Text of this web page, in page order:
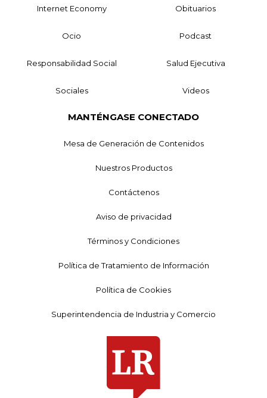
Internet Economy Obituarios
Ocio Podcast
Responsabilidad Social Salud Ejecutiva
Sociales Videos
MANTÉNGASE CONECTADO
Mesa de Generación de Contenidos
Nuestros Productos
Contáctenos
Aviso de privacidad
Términos y Condiciones
Política de Tratamiento de Información
Política de Cookies
Superintendencia de Industria y Comercio